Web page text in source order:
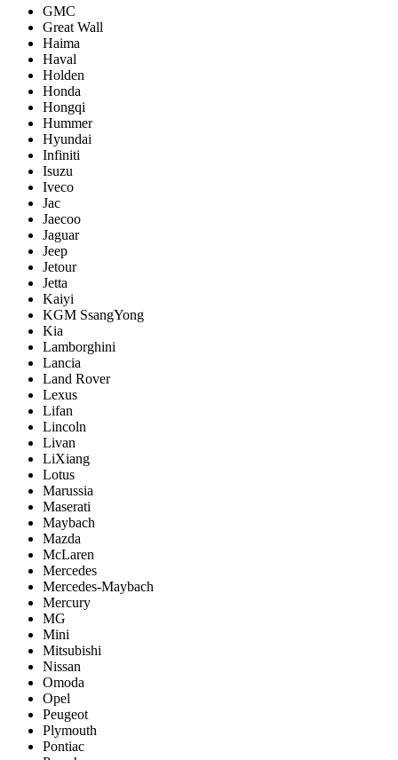
GMC
Great Wall
Haima
Haval
Holden
Honda
Hongqi
Hummer
Hyundai
Infiniti
Isuzu
Iveco
Jac
Jaecoo
Jaguar
Jeep
Jetour
Jetta
Kaiyi
KGM SsangYong
Kia
Lamborghini
Lancia
Land Rover
Lexus
Lifan
Lincoln
Livan
LiXiang
Lotus
Marussia
Maserati
Maybach
Mazda
McLaren
Mercedes
Mercedes-Maybach
Mercury
MG
Mini
Mitsubishi
Nissan
Omoda
Opel
Peugeot
Plymouth
Pontiac